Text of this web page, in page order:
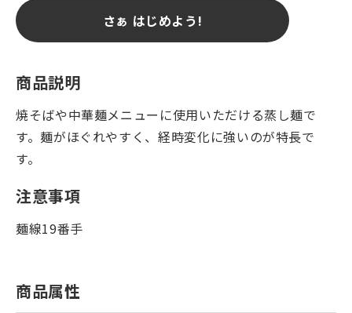
さぁ はじめよう!
商品説明
焼そばや中華麺メニューに使用いただける蒸し麺で
す。麺がほぐれやすく、経時変化に強いのが特長で
す。
注意事項
麺線19番手
商品属性